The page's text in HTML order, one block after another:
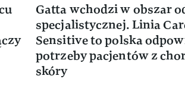
Gatta wchodzi w obszar
specjalistycznej. Linia
Sensitive to polska
potrzeby pacjentów z
skóry